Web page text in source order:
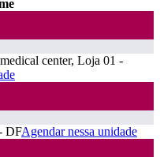
center, Loja 01 -
DFAgendar nessa unidade